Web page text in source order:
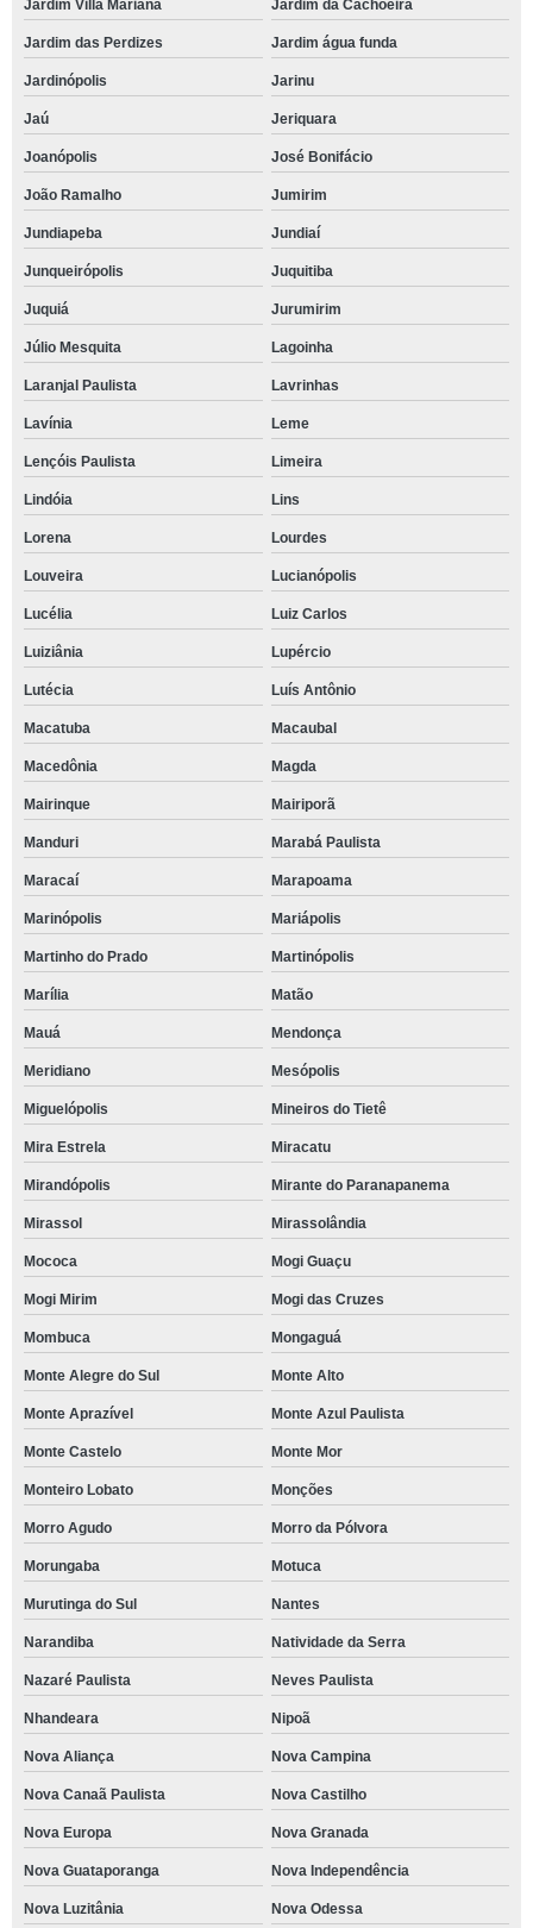
Jardim Villa Mariana Jardim da Cachoeira
Jardim das Perdizes Jardim água funda
Jardinópolis Jarinu
Jaú Jeriquara
Joanópolis José Bonifácio
João Ramalho Jumirim
Jundiapeba Jundiaí
Junqueirópolis Juquitiba
Juquiá Jurumirim
Júlio Mesquita Lagoinha
Laranjal Paulista Lavrinhas
Lavínia Leme
Lençóis Paulista Limeira
Lindóia Lins
Lorena Lourdes
Louveira Lucianópolis
Lucélia Luiz Carlos
Luiziânia Lupércio
Lutécia Luís Antônio
Macatuba Macaubal
Macedônia Magda
Mairinque Mairiporã
Manduri Marabá Paulista
Maracaí Marapoama
Marinópolis Mariápolis
Martinho do Prado Martinópolis
Marília Matão
Mauá Mendonça
Meridiano Mesópolis
Miguelópolis Mineiros do Tietê
Mira Estrela Miracatu
Mirandópolis Mirante do Paranapanema
Mirassol Mirassolândia
Mococa Mogi Guaçu
Mogi Mirim Mogi das Cruzes
Mombuca Mongaguá
Monte Alegre do Sul Monte Alto
Monte Aprazível Monte Azul Paulista
Monte Castelo Monte Mor
Monteiro Lobato Monções
Morro Agudo Morro da Pólvora
Morungaba Motuca
Murutinga do Sul Nantes
Narandiba Natividade da Serra
Nazaré Paulista Neves Paulista
Nhandeara Nipoã
Nova Aliança Nova Campina
Nova Canaã Paulista Nova Castilho
Nova Europa Nova Granada
Nova Guataporanga Nova Independência
Nova Luzitânia Nova Odessa